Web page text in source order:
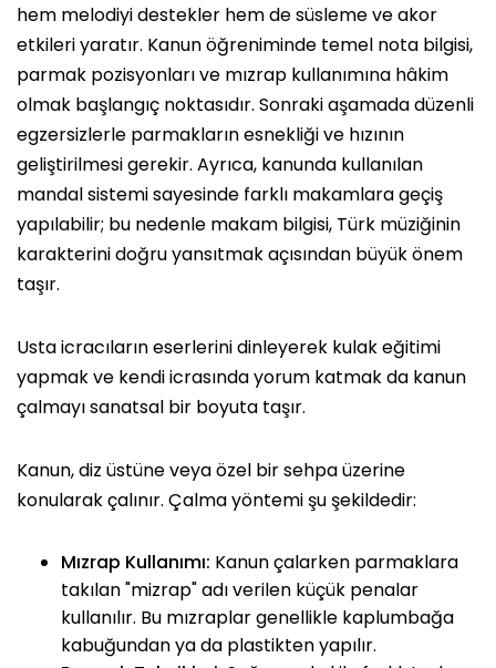
hem melodiyi destekler hem de süsleme ve akor
etkileri yaratır. Kanun öğreniminde temel nota bilgisi,
parmak pozisyonları ve mızrap kullanımına hâkim
olmak başlangıç noktasıdır. Sonraki aşamada düzenli
egzersizlerle parmakların esnekliği ve hızının
geliştirilmesi gerekir. Ayrıca, kanunda kullanılan
mandal sistemi sayesinde farklı makamlara geçiş
yapılabilir; bu nedenle makam bilgisi, Türk müziğinin
karakterini doğru yansıtmak açısından büyük önem
taşır.
Usta icracıların eserlerini dinleyerek kulak eğitimi
yapmak ve kendi icrasında yorum katmak da kanun
çalmayı sanatsal bir boyuta taşır.
Kanun, diz üstüne veya özel bir sehpa üzerine
konularak çalınır. Çalma yöntemi şu şekildedir:
Mızrap Kullanımı: Kanun çalarken parmaklara
takılan "mizrap" adı verilen küçük penalar
kullanılır. Bu mızraplar genellikle kaplumbağa
kabuğundan ya da plastikten yapılır.